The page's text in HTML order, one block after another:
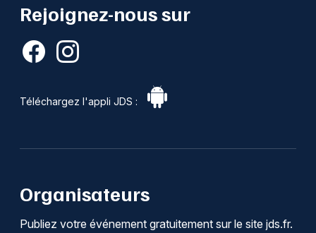
Rejoignez-nous sur
Téléchargez l'appli JDS :
Organisateurs
Publiez votre événement gratuitement sur le site jds.fr.